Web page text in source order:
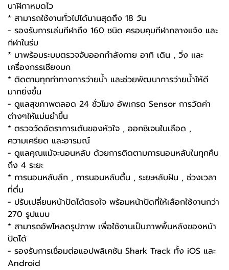
นาฬิกาหมดไว
* สามารถใช้งานทั่วไปได้นานสุดถึง 18 วัน
- รองรับการเล่นกีฬาถึง 160 ชนิด ครอบคุมกีฬากลางแจ้ง และ
กีฬาในร่ม
* มาพร้อมระบบตรวจจับออกกำลังกาย อาทิ เดิน , วิ่ง และ
เครื่องกรรเชียงบก
* ติดตามทุกท่าทางการว่ายน้ำ และช่วยพัฒนาการว่ายน้ำให้ดี
มากยิ่งขึ้น
- ดูแลสุขภาพตลอด 24 ชั่วโมง อัพเกรด Sensor การวัดค่า
ต่างๆให้แม่นยำขึ้น
* ตรวจวัดอัตราการเต้นของหัวใจ , ออกซิเจนในเลือด ,
ความเครียด และอารมณ์
- ดูแลคุณแม้จะนอนหลับ ด้วยการติดตามการนอนหลับในทุกคืน
ถึง 4 ระยะ
* การนอนหลับลึก , การนอนหลับตื้น , ระยะหลับฝัน , ช่วงเวลา
ที่ตื่น
- ปรับเปลี่ยนหน้าปัดได้ตรงใจ พร้อมหน้าปัดที่ให้เลือกใช้งานกว่า
270 รูปแบบ
* สามารถอัพโหลดรูปภาพ เพื่อใช้งานเป็นภาพพื้นหลังของหน้า
ปัดได้
- รองรับการเชื่อมต่อแอปพลิเคชัน Shark Track ทั้ง iOS และ
Android